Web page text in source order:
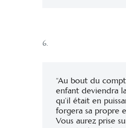
6.
“Au bout du
enfant deviendra
qu’il était en
forgera sa propre
Vous aurez prise